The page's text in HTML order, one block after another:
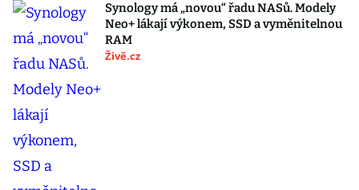
Synology má „novou“ řadu NASů. Modely
Neo+ lákají výkonem, SSD a vyměnitelnou
RAM
Živě.cz